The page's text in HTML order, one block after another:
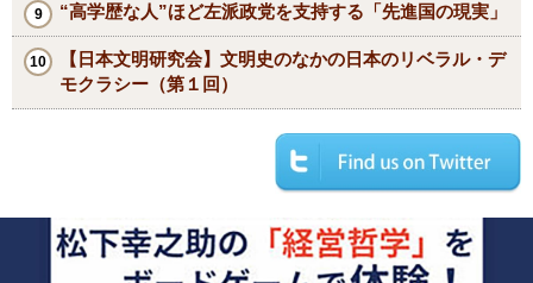
“高学歴な人”ほど左派政党を支持する「先進国の現実」
【日本文明研究会】文明史のなかの日本のリベラル・デ
モクラシー（第１回）